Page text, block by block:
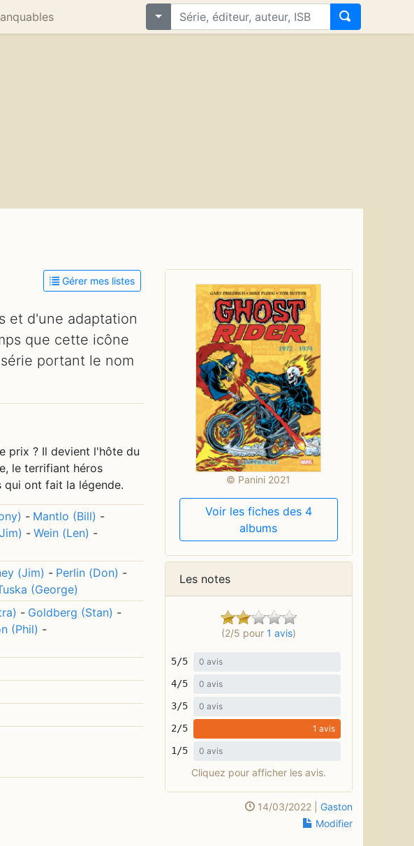
Gérer mes listes
et d'une adaptation
que cette icône
portant le nom
prix ? Il devient l'hôte du
le terrifiant héros
qui ont fait la légende.
- Mantlo (Bill) -
- Wein (Len) -
(Jim) - Perlin (Don) -
(George)
- Goldberg (Stan) -
(Phil) -
© Panini 2021
Voir les fiches des 4
albums
Les notes
(2/5 pour 1 avis)
5/5 0 avis
4/5 0 avis
3/5 0 avis
2/5 1 avis
1/5 0 avis
Cliquez pour afficher les avis.
14/03/2022 | Gaston
Modifier